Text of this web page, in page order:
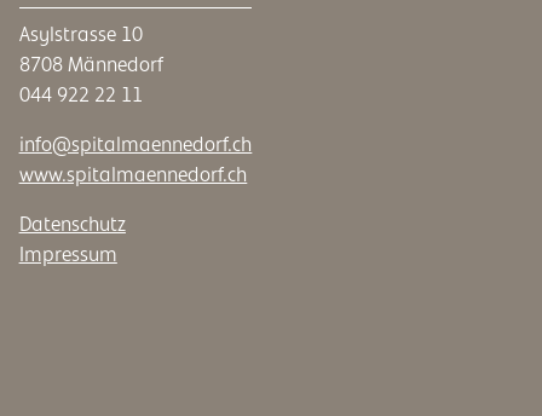
Asylstrasse 10
8708 Männedorf
044 922 22 11
info@spitalmaennedorf.ch
www.spitalmaennedorf.ch
Datenschutz
Impressum